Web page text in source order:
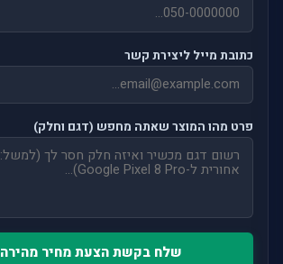
כתובת מייל ליצירת קשר
פרט מהו המוצר שאתה מחפש (דגם וחלק)
שלח בקשת הצעת מחיר מהירה